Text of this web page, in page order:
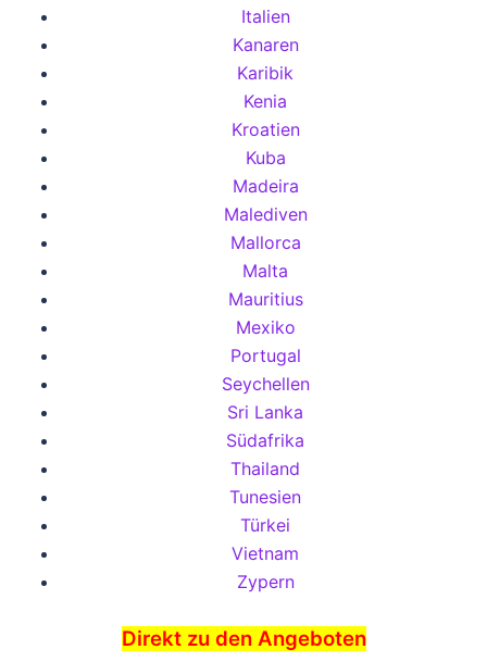
Italien
Kanaren
Karibik
Kenia
Kroatien
Kuba
Madeira
Malediven
Mallorca
Malta
Mauritius
Mexiko
Portugal
Seychellen
Sri Lanka
Südafrika
Thailand
Tunesien
Türkei
Vietnam
Zypern
Direkt zu den Angeboten